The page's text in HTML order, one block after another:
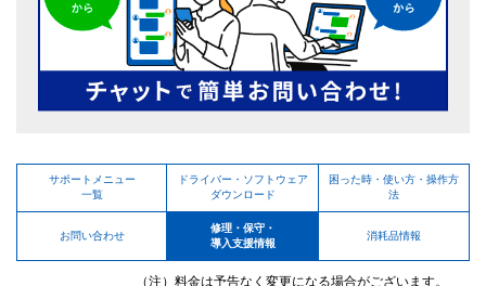
サポートメニュー
一覧
ドライバー・ソフトウェア
ダウンロード
困った時・使い方・操作方
法
お問い合わせ
修理・保守・
導入支援情報
消耗品情報
（注）料金は予告なく変更になる場合がございます。